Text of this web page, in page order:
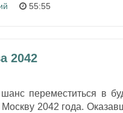
55:55
2042
шанс переместиться в
2042 года.